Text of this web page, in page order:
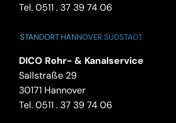
Tel.0511 . 37 39 74 06
STANDORT HANNOVER SÜDSTADT
DICO Rohr- & Kanalservice
Sallstraße 29
30171 Hannover
Tel.0511 . 37 39 74 06